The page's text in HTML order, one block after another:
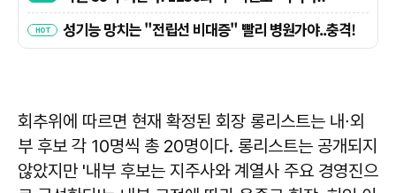
회추위에 따르면 현재 확정된 회장 롱리스트는 내∙외
부 후보 각 10명씩 총 20명이다. 롱리스트는 공개되지
않았지만 '내부 후보는 지주사와 계열사 주요 경영진으